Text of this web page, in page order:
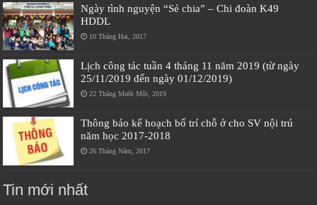
Ngày tình nguyện “Sẻ chia” – Chi đoàn K49
HDDL
10 Tháng Hai, 2017
Lịch công tác tuần 4 tháng 11 năm 2019 (từ ngày
25/11/2019 đến ngày 01/12/2019)
22 Tháng Mười Một, 2019
Thông báo kế hoạch bố trí chỗ ở cho SV nội trú
năm học 2017-2018
26 Tháng Năm, 2017
Tin mới nhất